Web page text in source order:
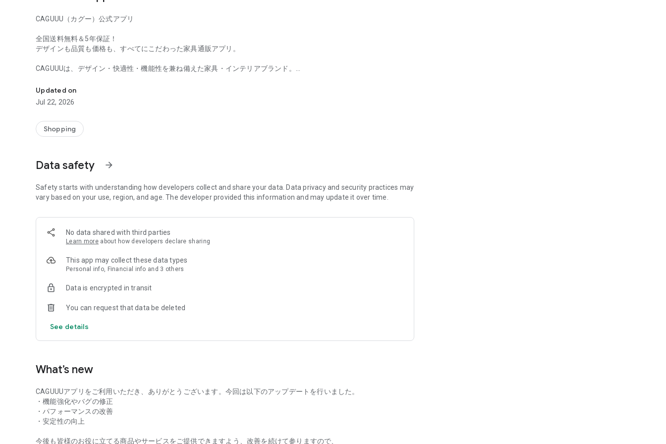
CAGUUU（カグー）公式アプリ
全国送料無料＆5年保証！
デザインも品質も価格も、すべてにこだわった家具通販アプリ。
CAGUUUは、デザイン・快適性・機能性を兼ね備えた家具・インテリアブランド。
選。
数十万円クラスの高級家具と同等品質の商品を、圧倒的な低価格でお届けします。
搬入・組立サービス、120日間マットレス無料体験など、
理想の暮らしをトータルでサポート。
〈基本機能〉
■ 注文履歴や配送状況を簡単チェック
■ 購入でポイントが貯まり、次回のお買い物で利用可能
〈こんな方におすすめ〉
■ 新生活や引っ越しを予定している方
■ 北欧・韓国・ナチュラルモダンスタイルが好きな方
■ 高品質な家具をお得に手に入れたい方
■ ソファ・ベッド・収納家具などをまとめて探したい方
■ 全国送料無料（※一部地域除く）
■ 24時間365日カスタマーサポート
〈取り扱いアイテム〉
CAGUUUでは、暮らしを彩るインテリア・家具を幅広くご用意。
【ファブリック】ラグ / カーテン / クッション / 布団カバー
【キッズ家具】学習机 / 子供ベッド / 収納
【ガーデン家具】ガーデンチェア / テーブル / 日よけ
【雑貨】食器 / ルームウェア / モビール / 季節デコレーション
Updated on
Jul 22, 2026
Shopping
Data safety arrow_forward
Safety starts with understanding how developers collect and share your data. Data privacy and security practices may
vary based on your use, region, and age. The developer provided this information and may update it over time.
No data shared with third parties
Learn more about how developers declare sharing
This app may collect these data types
Personal info, Financial info and 3 others
Data is encrypted in transit
You can request that data be deleted
See details
What’s new
CAGUUUアプリをご利用いただき、ありがとうございます。今回は以下のアップデートを行いました。
・機能強化やバグの修正
・パフォーマンスの改善
・安定性の向上
今後も皆様のお役に立てる商品やサービスをご提供できますよう、改善を続けて参りますので、